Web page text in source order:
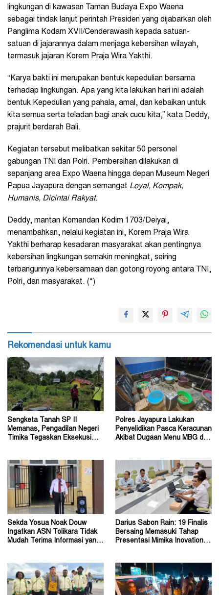
lingkungan di kawasan Taman Budaya Expo Waena
sebagai tindak lanjut perintah Presiden yang dijabarkan oleh
Panglima Kodam XVII/Cenderawasih kepada satuan-
satuan di jajarannya dalam menjaga kebersihan wilayah,
termasuk jajaran Korem Praja Wira Yakthi.
“Karya bakti ini merupakan bentuk kepedulian bersama
terhadap lingkungan. Apa yang kita lakukan hari ini adalah
bentuk Kepedulian yang pahala, amal, dan kebaikan untuk
kita semua serta teladan bagi anak cucu kita,” kata Deddy,
prajurit berdarah Bali.
Kegiatan tersebut melibatkan sekitar 50 personel
gabungan TNI dan Polri. Pembersihan dilakukan di
sepanjang area Expo Waena hingga depan Museum Negeri
Papua Jayapura dengan semangat Loyal, Kompak,
Humanis, Dicintai Rakyat.
Deddy, mantan Komandan Kodim 1703/Deiyai,
menambahkan, nelalui kegiatan ini, Korem Praja Wira
Yakthi berharap kesadaran masyarakat akan pentingnya
kebersihan lingkungan semakin meningkat, seiring
terbangunnya kebersamaan dan gotong royong antara TNI,
Polri, dan masyarakat. (*)
Rekomendasi untuk kamu
Sengketa Tanah SP II
Memanas, Pengadilan Negeri
Timika Tegaskan Eksekusi
Polres Jayapura Lakukan
Penyelidikan Pasca Keracunan
Akibat Dugaan Menu MBG di
Sekda Yosua Noak Douw
Ingatkan ASN Tolikara Tidak
Mudah Terima Informasi yang
Darius Sabon Rain: 19 Finalis
Bersaing Memasuki Tahap
Presentasi Mimika Inovation